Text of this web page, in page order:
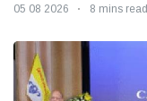
05 08 2026 8 mins read